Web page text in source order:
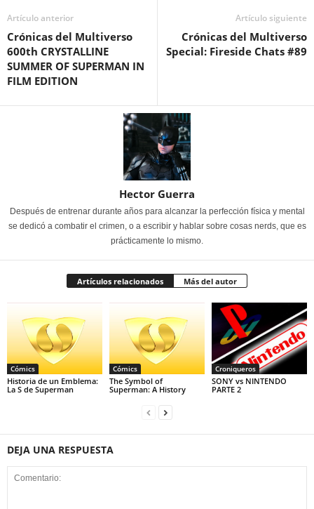
Artículo anterior
Crónicas del Multiverso
600th CRYSTALLINE
SUMMER OF SUPERMAN IN
FILM EDITION
Artículo siguiente
Crónicas del Multiverso
Special: Fireside Chats #89
Hector Guerra
Después de entrenar durante años para alcanzar la perfección física y mental
se dedicó a combatir el crimen, o a escribir y hablar sobre cosas nerds, que es
prácticamente lo mismo.
Artículos relacionados Más del autor
Cómics
Historia de un Emblema:
La S de Superman
Cómics
The Symbol of
Superman: A History
Croniqueros
SONY vs NINTENDO
PARTE 2
DEJA UNA RESPUESTA